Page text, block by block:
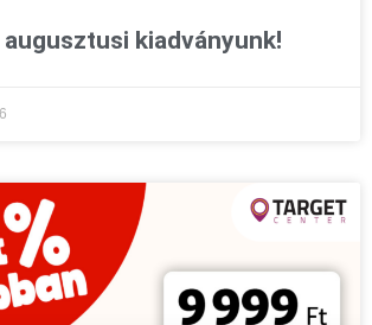
kiadványunk!